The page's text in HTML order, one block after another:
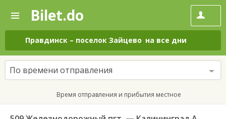
—
Поиск
и
покупка
билетов
на
автобус
онлайн
Bilet.do
Правдинск – поселок Зайцево на все дни
По времени отправления
Время отправления и прибытия местное